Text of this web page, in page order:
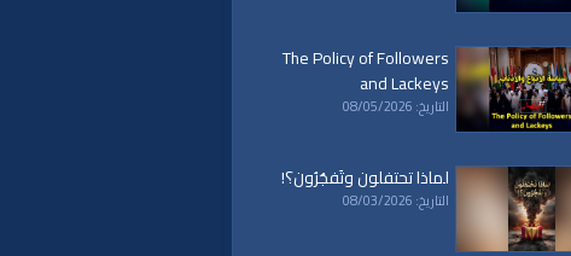
The Policy of Followers
and Lackeys
التاريخ: 08/05/2026
لماذا تحتفلون وتَفجُرُون؟!
التاريخ: 08/03/2026